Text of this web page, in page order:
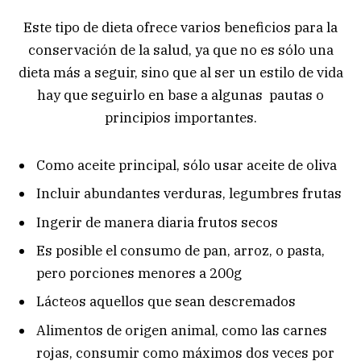
Este tipo de dieta ofrece varios beneficios para la
conservación de la salud, ya que no es sólo una
dieta más a seguir, sino que al ser un estilo de vida
hay que seguirlo en base a algunas pautas o
principios importantes.
Como aceite principal, sólo usar aceite de oliva
Incluir abundantes verduras, legumbres frutas
Ingerir de manera diaria frutos secos
Es posible el consumo de pan, arroz, o pasta,
pero porciones menores a 200g
Lácteos aquellos que sean descremados
Alimentos de origen animal, como las carnes
rojas, consumir como máximos dos veces por